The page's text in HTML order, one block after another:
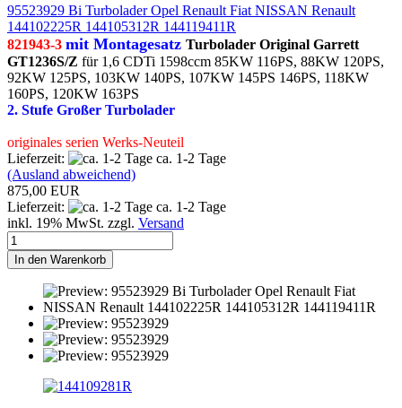
95523929 Bi Turbolader Opel Renault Fiat NISSAN Renault
144102225R 144105312R 144119411R
821943-3 mit Montagesatz Turbolader Original Garrett
GT1236S/Z für 1,6 CDTi 1598ccm 85KW 116PS, 88KW 120PS,
92KW 125PS, 103KW 140PS, 107KW 145PS 146PS, 118KW
160PS, 120KW 163PS
2. Stufe Großer Turbolader
originales serien Werks-Neuteil
Lieferzeit:
ca. 1-2 Tage
(Ausland abweichend)
875,00 EUR
Lieferzeit:
ca. 1-2 Tage
inkl. 19% MwSt. zzgl. Versand
In den Warenkorb